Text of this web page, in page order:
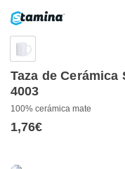
Taza de
4003
100% cerámica mate
1,76€